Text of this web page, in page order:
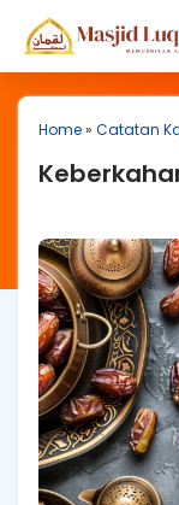
Home» Catatan